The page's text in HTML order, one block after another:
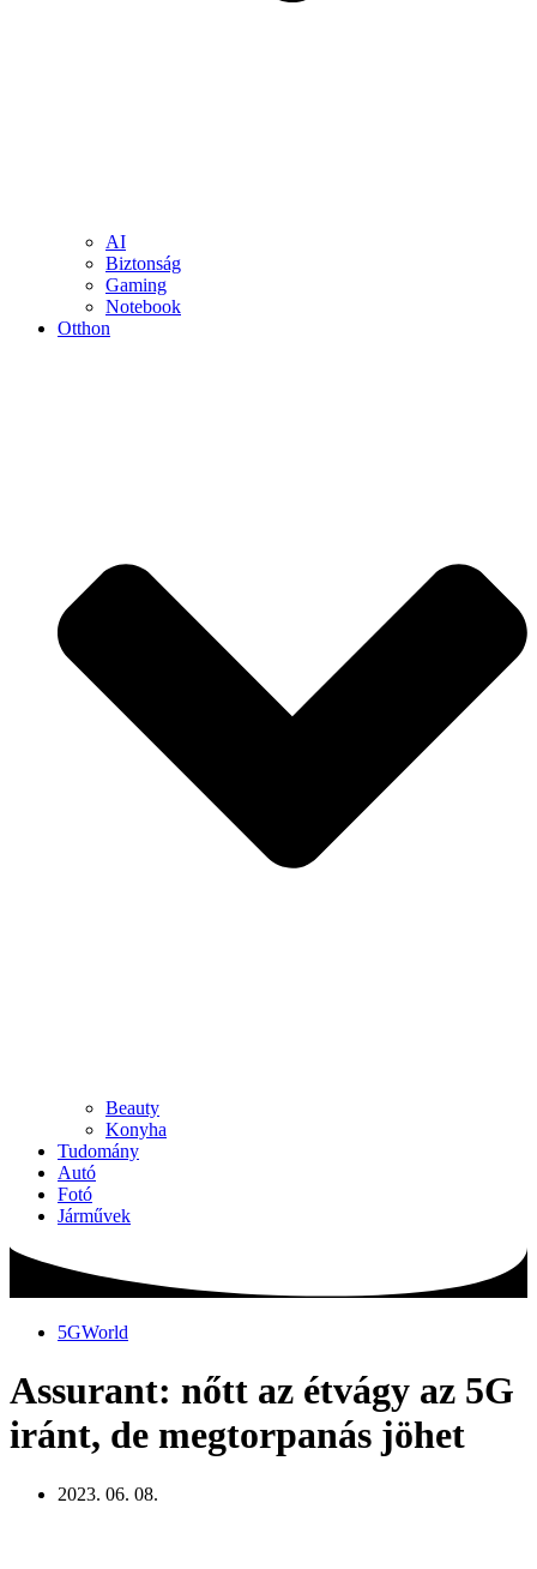
AI
Biztonság
Gaming
Notebook
Otthon
Beauty
Konyha
Tudomány
Autó
Fotó
Járművek
5GWorld
Assurant: nőtt az étvágy az 5G
iránt, de megtorpanás jöhet
2023. 06. 08.